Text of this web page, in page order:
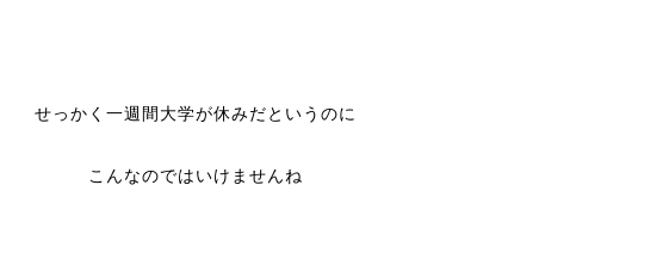
せっかく一週間大学が休みだというのに
こんなのではいけませんね